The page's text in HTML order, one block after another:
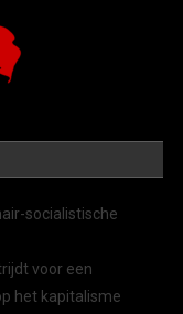
socialistische
voor een
het kapitalisme